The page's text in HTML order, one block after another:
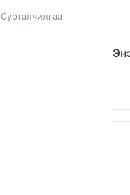
Сурталчилгаа